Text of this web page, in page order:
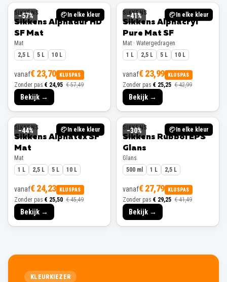
−57% In elke kleur
SIKKENS
Sikkens Alphadur HD
SF Mat
Mat
2,5 L
5 L 10 L
vanaf€ 23,70 KLUSPAS
Zonder pas € 24,95 € 57,49
Bekijk →
−41% In elke kleur
SIKKENS
Sikkens Alphacryl
Pure Mat SF
Mat · Watergedragen
1 L
2,5 L 5 L 10 L
vanaf€ 23,99 KLUSPAS
Zonder pas € 25,25 € 42,99
Bekijk →
−44% In elke kleur
SIKKENS
Sikkens Alphatex SF
Mat
Mat
1 L
2,5 L 5 L 10 L
vanaf€ 24,23 KLUSPAS
Zonder pas € 25,50 € 45,49
Bekijk →
−30% In elke kleur
SIKKENS
Sikkens Rubbol EPS
Glans
Glans
500 ml
1 L 2,5 L
vanaf€ 27,79 KLUSPAS
Zonder pas € 29,25 € 41,49
Bekijk →
KLEURKIEZER